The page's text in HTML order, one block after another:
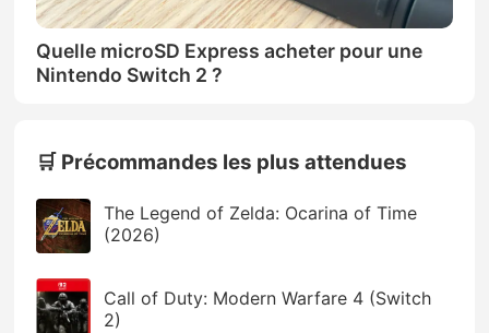
Quelle microSD Express acheter pour une
Nintendo Switch 2 ?
🛒 Précommandes les plus attendues
The Legend of Zelda: Ocarina of Time
(2026)
Call of Duty: Modern Warfare 4 (Switch
2)